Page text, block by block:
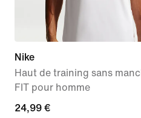
Nike
Haut de training sans
FIT pour homme
24,99 €
24,99 €